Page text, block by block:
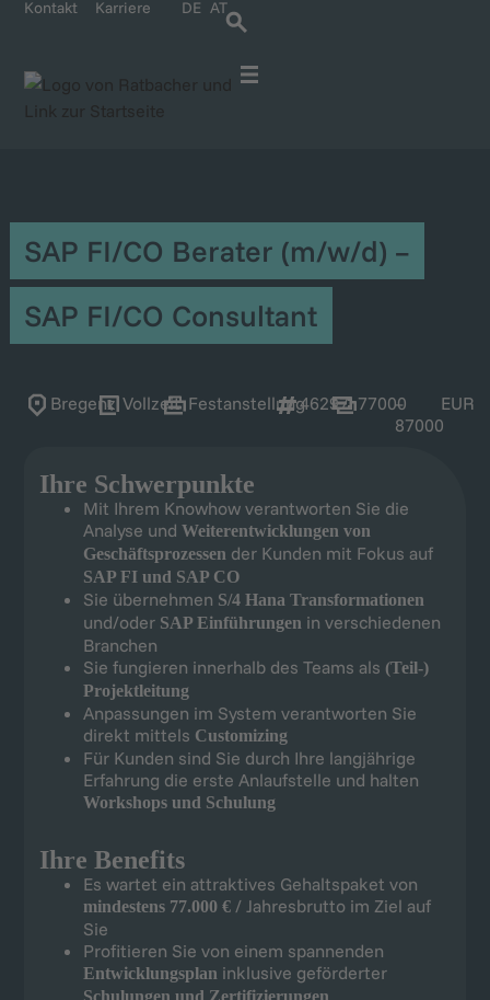
Kontakt Karriere DE AT
SAP FI/CO Berater (m/w/d) –
SAP FI/CO Consultant
Bregenz Vollzeit Festanstellung46297 77000
–
87000
EUR
Ihre Schwerpunkte
Mit Ihrem Knowhow verantworten Sie die
Analyse und Weiterentwicklungen von
Geschäftsprozessender Kunden mit Fokus auf
SAP FI und SAP CO
Sie übernehmen S/4 Hana Transformationen
und/oder SAP Einführungenin verschiedenen
Branchen
Sie fungieren innerhalb des Teams als (Teil-)
Projektleitung
Anpassungen im System verantworten Sie
direkt mittels Customizing
Für Kunden sind Sie durch Ihre langjährige
Erfahrung die erste Anlaufstelle und halten
Workshops und Schulung
Ihre Benefits
Es wartet ein attraktives Gehaltspaket von
mindestens 77.000 € / Jahresbrutto im Ziel auf
Sie
Profitieren Sie von einem spannenden
Entwicklungsplan inklusive geförderter